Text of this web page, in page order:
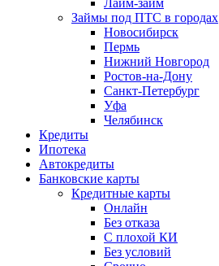
Лайм-займ
Займы под ПТС в городах
Новосибирск
Пермь
Нижний Новгород
Ростов-на-Дону
Санкт-Петербург
Уфа
Челябинск
Кредиты
Ипотека
Автокредиты
Банковские карты
Кредитные карты
Онлайн
Без отказа
С плохой КИ
Без условий